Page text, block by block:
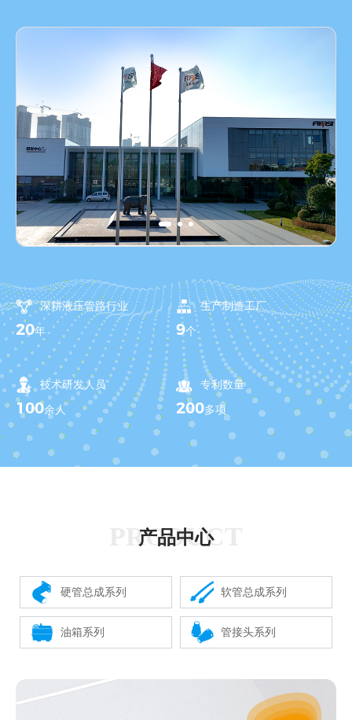
深耕液压管路行业
20年
生产制造工厂
9个
技术研发人员
100余人
专利数量
200多项
产品中心
PRODUCT
硬管总成系列 软管总成系列
油箱系列 管接头系列